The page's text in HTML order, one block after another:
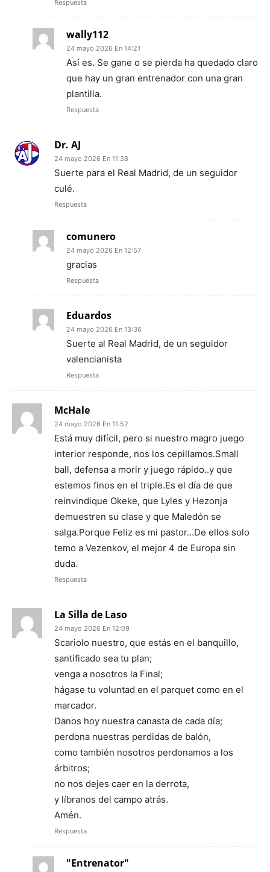
Respuesta
wally112
24 mayo 2026 En 14:21
Así es. Se gane o se pierda ha quedado claro
que hay un gran entrenador con una gran
plantilla.
Respuesta
Dr. AJ
24 mayo 2026 En 11:38
Suerte para el Real Madrid, de un seguidor
culé.
Respuesta
comunero
24 mayo 2026 En 12:57
gracias
Respuesta
Eduardos
24 mayo 2026 En 13:36
Suerte al Real Madrid, de un seguidor
valencianista
Respuesta
McHale
24 mayo 2026 En 11:52
Está muy difícil, pero si nuestro magro juego
interior responde, nos los cepillamos.Small
ball, defensa a morir y juego rápido..y que
estemos finos en el triple.Es el día de que
reinvindique Okeke, que Lyles y Hezonja
demuestren su clase y que Maledón se
salga.Porque Feliz es mi pastor…De ellos solo
temo a Vezenkov, el mejor 4 de Europa sin
duda.
Respuesta
La Silla de Laso
24 mayo 2026 En 12:09
Scariolo nuestro, que estás en el banquillo,
santificado sea tu plan;
venga a nosotros la Final;
hágase tu voluntad en el parquet como en el
marcador.
Danos hoy nuestra canasta de cada día;
perdona nuestras perdidas de balón,
como también nosotros perdonamos a los
árbitros;
no nos dejes caer en la derrota,
y líbranos del campo atrás.
Amén.
Respuesta
"Entrenator"